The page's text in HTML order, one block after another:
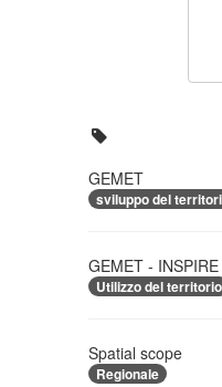
GEMET
sviluppo del
GEMET -
Utilizzo del territorio
Spatial scope
Regionale